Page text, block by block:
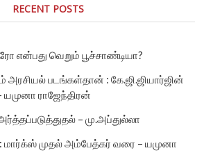
RECENT POSTS
என்பது வெறும் பூச்சாண்டியா?
அரசியல் படங்கள்தான் : கே.ஜி.ஜியார்ஜின்
யமுனா ராஜேந்திரன்
– மு.அப்துல்லா
முதல் அம்பேத்கர் வரை – யமுனா